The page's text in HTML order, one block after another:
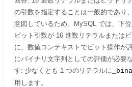
の引数を指定することは一般的であり
意図しているため、MySQL では、下
ビット引数が 16 進数リテラルまたは
に、数値コンテキストでビット操作が
にバイナリ文字列としての評価が必要
す: 少なくとも 1 つのリテラルに
用します。